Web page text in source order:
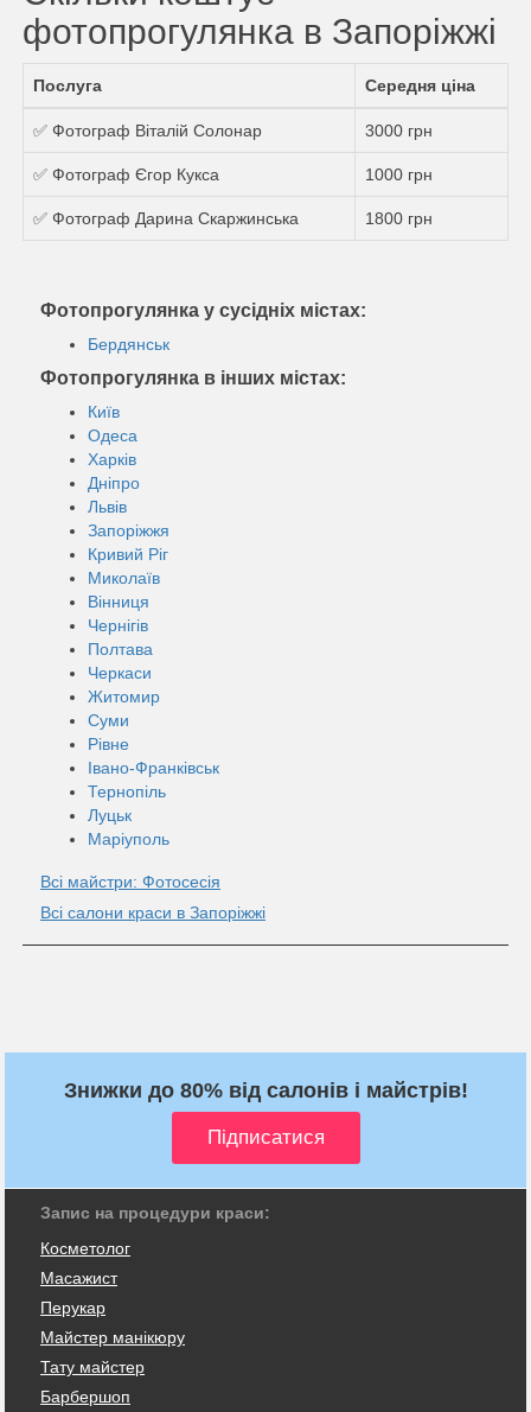
фотопрогулянка в Запоріжжі
Послуга Середня ціна
✅ Фотограф Віталій Солонар 3000 грн
✅ Фотограф Єгор Кукса 1000 грн
✅ Фотограф Дарина Скаржинська 1800 грн
Фотопрогулянка у сусідніх містах:
Бердянськ
Фотопрогулянка в інших містах:
Київ
Одеса
Харків
Дніпро
Львів
Запоріжжя
Кривий Ріг
Миколаїв
Вінниця
Чернігів
Полтава
Черкаси
Житомир
Суми
Рівне
Івано-Франківськ
Тернопіль
Луцьк
Маріуполь
Всі майстри: Фотосесія
Всі салони краси в Запоріжжі
Знижки до 80% від салонів і майстрів!
Запис на процедури краси:
Косметолог
Масажист
Перукар
Майстер манікюру
Тату майстер
Барбершоп